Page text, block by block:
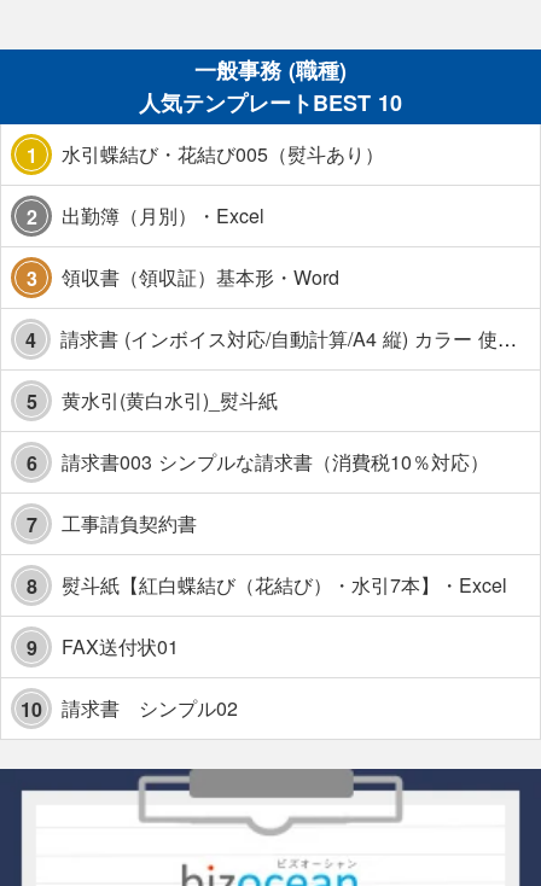
一般事務 (職種)
人気テンプレートBEST 10
1 水引蝶結び・花結び005（熨斗あり）
2 出勤簿（月別）・Excel
3 領収書（領収証）基本形・Word
4 請求書 (インボイス対応/自動計算/A4 縦) カラー 使い方解説あり
5 黄水引(黄白水引)_熨斗紙
6 請求書003 シンプルな請求書（消費税10％対応）
7 工事請負契約書
8 熨斗紙【紅白蝶結び（花結び）・水引7本】・Excel
9 FAX送付状01
10 請求書 シンプル02